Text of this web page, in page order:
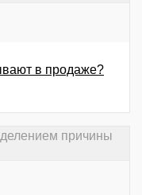
в продаже?
причины